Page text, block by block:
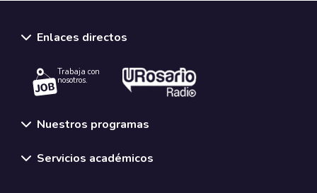
Enlaces directos
Trabaja con
nosotros.
Nuestros programas
Servicios académicos